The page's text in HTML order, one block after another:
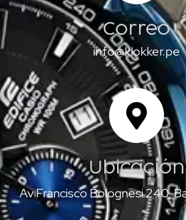
Correo
info@klokker.pe
Ubicación
Av Francisco Bolognesi 240,